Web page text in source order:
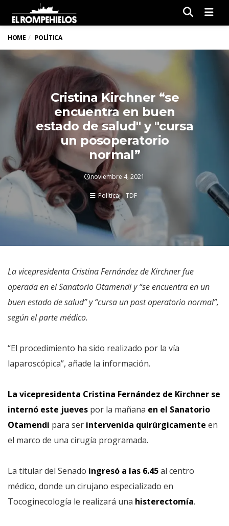
HOME POLÍTICA
Cristina Kirchner “se
encuentra en buen
estado de salud" y "cursa
un posoperatorio
normal”
noviembre 4, 2021
Política TDF
La vicepresidenta Cristina Fernández de Kirchner fue
operada en el Sanatorio Otamendi y “se encuentra en un
buen estado de salud” y “cursa un post operatorio normal”,
según el parte médico.
“El procedimiento ha sido realizado por la vía
laparoscópica”, añade la información.
La vicepresidenta Cristina Fernández de Kirchner se
internó este jueves por la mañana en el Sanatorio
Otamendi para ser intervenida quirúrgicamente en
el marco de una cirugía programada.
La titular del Senado ingresó a las 6.45al centro
médico, donde un cirujano especializado en
Tocoginecología le realizará una histerectomía.